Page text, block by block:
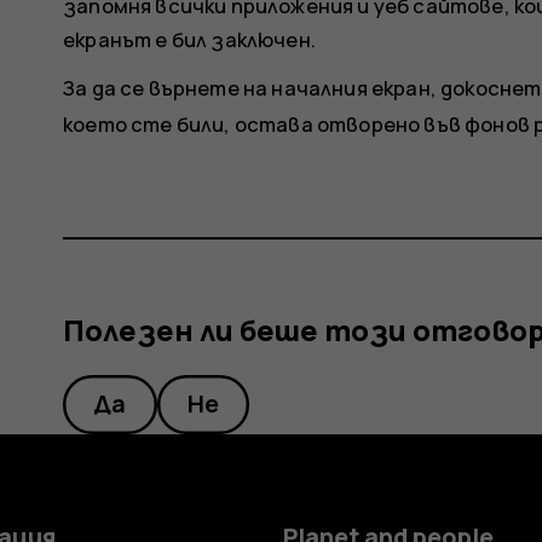
екранът е бил заключен.
За да се върнете на началния екран,
което сте били, остава отворено във фонов
Полезен ли беше този
Да Не